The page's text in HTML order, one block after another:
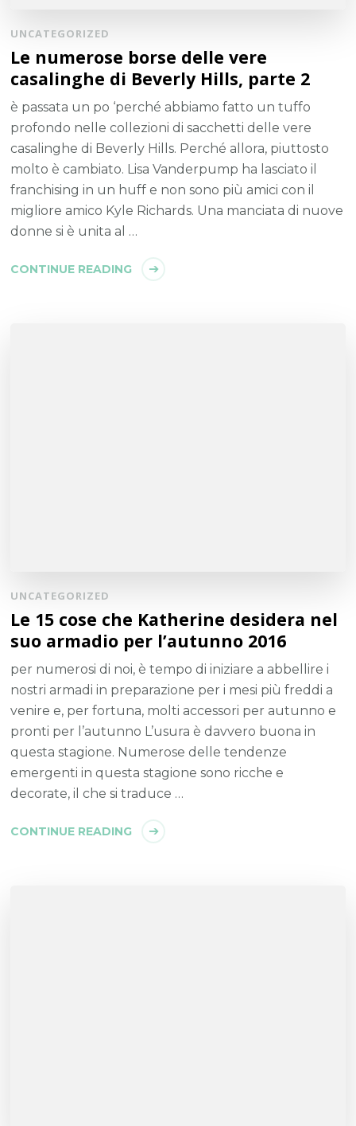
UNCATEGORIZED
Le numerose borse delle vere
casalinghe di Beverly Hills, parte 2
è passata un po ‘perché abbiamo fatto un tuffo
profondo nelle collezioni di sacchetti delle vere
casalinghe di Beverly Hills. Perché allora, piuttosto
molto è cambiato. Lisa Vanderpump ha lasciato il
franchising in un huff e non sono più amici con il
migliore amico Kyle Richards. Una manciata di nuove
donne si è unita al …
CONTINUE READING
UNCATEGORIZED
Le 15 cose che Katherine desidera nel
suo armadio per l’autunno 2016
per numerosi di noi, è tempo di iniziare a abbellire i
nostri armadi in preparazione per i mesi più freddi a
venire e, per fortuna, molti accessori per autunno e
pronti per l’autunno L’usura è davvero buona in
questa stagione. Numerose delle tendenze
emergenti in questa stagione sono ricche e
decorate, il che si traduce …
CONTINUE READING